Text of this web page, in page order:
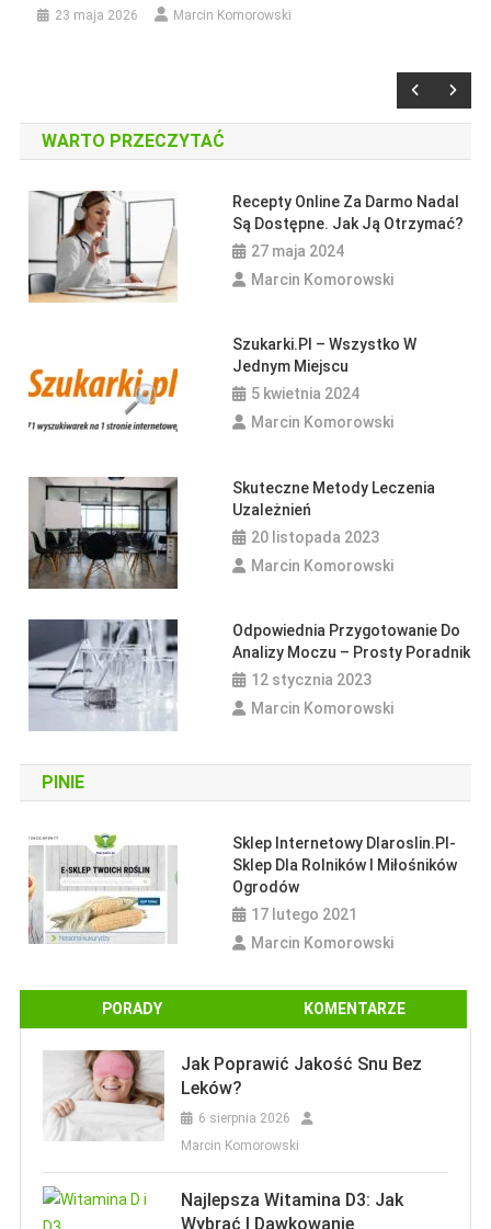
Artykuł Sponsorowany Informacje
Kiedy Iść Do Psychologa Lub
Psychoterapeuty?
16 października 2024 Marcin Komorowski
Artykuł Miesiąca
Fizjoterapia: Ścieżki Kariery, Które
Możesz Rozpocząć Po Studiach
26 kwietnia 2024 Marcin Komorowski
23 maja 2026 Marcin Komorowski
Ciąża Poradniki
Kilka Przydatnych Rad Dla Młodzieży
8 stycznia 2019 Apteczny
5 lipca 2018
Poradniki Wychowanie I Dzieci
Ciąży.
WARTO PRZECZYTAĆ
Recepty Online Za Darmo Nadal
Są Dostępne. Jak Ją Otrzymać?
27 maja 2024
Marcin Komorowski
Szukarki.pl – Wszystko W
Jednym Miejscu
5 kwietnia 2024
Marcin Komorowski
Skuteczne Metody Leczenia
Uzależnień
20 listopada 2023
Marcin Komorowski
Odpowiednia Przygotowanie Do
Analizy Moczu – Prosty Poradnik
12 stycznia 2023
Marcin Komorowski
PINIE
Sklep Internetowy Dlaroslin.pl-
Sklep Dla Rolników I Miłośników
Ogrodów
17 lutego 2021
Marcin Komorowski
PORADY KOMENTARZE
Jak Poprawić Jakość Snu Bez
Leków?
6 sierpnia 2026
Marcin Komorowski
Najlepsza Witamina D3: Jak
Wybrać I Dawkowanie